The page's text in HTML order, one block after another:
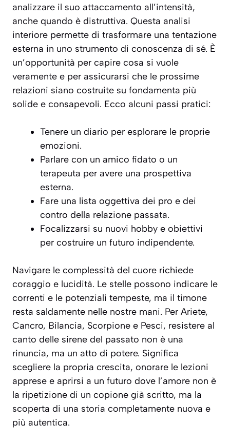
analizzare il suo attaccamento all’intensità,
anche quando è distruttiva. Questa analisi
interiore permette di trasformare una tentazione
esterna in uno strumento di conoscenza di sé. È
un’opportunità per capire cosa si vuole
veramente e per assicurarsi che le prossime
relazioni siano costruite su fondamenta più
solide e consapevoli. Ecco alcuni passi pratici:
Tenere un diario per esplorare le proprie
emozioni.
Parlare con un amico fidato o un
terapeuta per avere una prospettiva
esterna.
Fare una lista oggettiva dei pro e dei
contro della relazione passata.
Focalizzarsi su nuovi hobby e obiettivi
per costruire un futuro indipendente.
Navigare le complessità del cuore richiede
coraggio e lucidità. Le stelle possono indicare le
correnti e le potenziali tempeste, ma il timone
resta saldamente nelle nostre mani. Per Ariete,
Cancro, Bilancia, Scorpione e Pesci, resistere al
canto delle sirene del passato non è una
rinuncia, ma un atto di potere. Significa
scegliere la propria crescita, onorare le lezioni
apprese e aprirsi a un futuro dove l’amore non è
la ripetizione di un copione già scritto, ma la
scoperta di una storia completamente nuova e
più autentica.